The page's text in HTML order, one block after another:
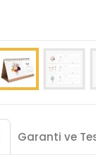
Garanti ve